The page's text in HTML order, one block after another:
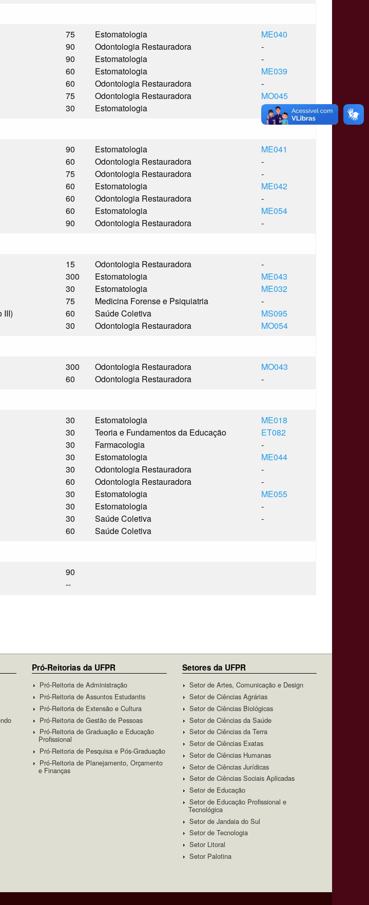
75
90
90
60
60
75
30
Estomatologia
Odontologia Restauradora
Estomatologia
Estomatologia
Odontologia Restauradora
Odontologia Restauradora
Estomatologia
ME040
-
-
ME039
-
MO045
ME052
90
60
75
60
60
60
90
Estomatologia
Odontologia Restauradora
Odontologia Restauradora
Estomatologia
Odontologia Restauradora
Estomatologia
Odontologia Restauradora
ME041
-
-
ME042
-
ME054
-
III)
15
300
30
75
60
30
Odontologia Restauradora
Estomatologia
Estomatologia
Medicina Forense e Psiquiatria
Saúde Coletiva
Odontologia Restauradora
-
ME043
ME032
-
MS095
MO054
300
60
Odontologia Restauradora
Odontologia Restauradora
MO043
-
30
30
30
30
30
60
30
30
30
60
Estomatologia
Teoria e Fundamentos da Educação
Farmacologia
Estomatologia
Odontologia Restauradora
Odontologia Restauradora
Estomatologia
Estomatologia
Saúde Coletiva
Saúde Coletiva
ME018
ET082
-
ME044
-
-
ME055
-
-
90
--
Pró-Reitorias da UFPR
Pró-Reitoria de Administração
Pró-Reitoria de Assuntos Estudantis
Pró-Reitoria de Extensão e Cultura
Pró-Reitoria de Gestão de Pessoas
Pró-Reitoria de Graduação e Educação
Profissional
Pró-Reitoria de Pesquisa e Pós-Graduação
Pró-Reitoria de Planejamento, Orçamento
e Finanças
Setores da UFPR
Setor de Artes, Comunicação e Design
Setor de Ciências Agrárias
Setor de Ciências Biológicas
Setor de Ciências da Saúde
Setor de Ciências da Terra
Setor de Ciências Exatas
Setor de Ciências Humanas
Setor de Ciências Jurídicas
Setor de Ciências Sociais Aplicadas
Setor de Educação
Setor de Educação Profissional e
Tecnológica
Setor de Jandaia do Sul
Setor de Tecnologia
Setor Litoral
Setor Palotina